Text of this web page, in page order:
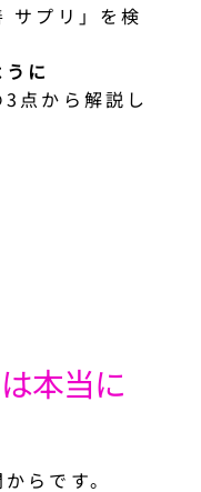
サプリ」を検
に
点から解説し
本当に
らです。